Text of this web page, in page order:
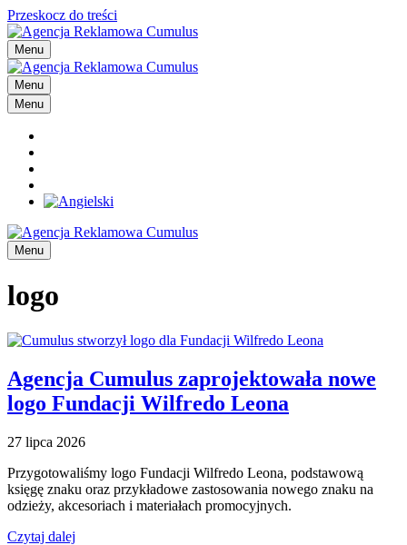
Przeskocz do treści
Menu
Menu
Menu
Menu
logo
Agencja Cumulus zaprojektowała nowe
logo Fundacji Wilfredo Leona
27 lipca 2026
Przygotowaliśmy logo Fundacji Wilfredo Leona, podstawową
księgę znaku oraz przykładowe zastosowania nowego znaku na
odzieży, akcesoriach i materiałach promocyjnych.
Czytaj dalej